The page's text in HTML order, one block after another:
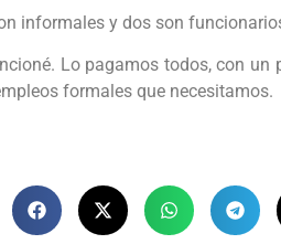
informales y dos son
Lo pagamos todos, con
formales que necesitamos.